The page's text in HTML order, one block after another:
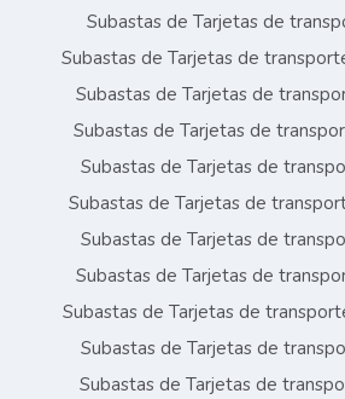
Subastas de Tarjetas de
Subastas de Tarjetas de
Subastas de Tarjetas de
Subastas de Tarjetas de
Subastas de Tarjetas de
Subastas de Tarjetas de
Subastas de Tarjetas de
Subastas de Tarjetas de
Subastas de Tarjetas de
Subastas de Tarjetas de
Subastas de Tarjetas de